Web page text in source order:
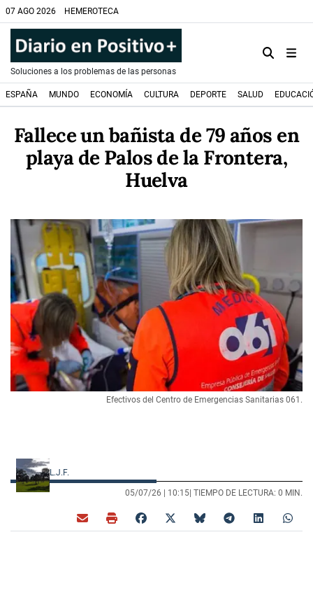
07 AGO 2026 HEMEROTECA
Soluciones a los problemas de las personas
ESPAÑA MUNDO ECONOMÍA CULTURA DEPORTE SALUD
Fallece un bañista de 79 años en
playa de Palos de la Frontera,
Huelva
Efectivos del Centro de Emergencias Sanitarias 061.
L.J.F.
05/07/26 | 10:15 | TIEMPO DE LECTURA: 0 MIN.